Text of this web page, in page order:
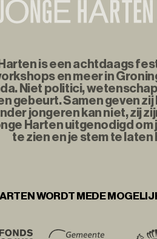
is een achtdaags
en meer in
Niet politici,
gebeurt. Samen geven
jongeren kan niet, zij
Harten uitgenodigd om
te zien en je stem te laten
WORDT MEDE